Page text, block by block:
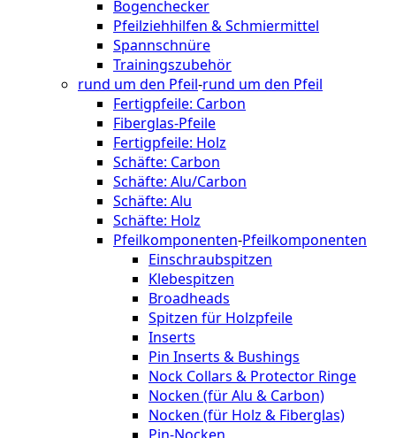
Bogenchecker
Pfeilziehhilfen & Schmiermittel
Spannschnüre
Trainingszubehör
rund um den Pfeil-rund um den Pfeil
Fertigpfeile: Carbon
Fiberglas-Pfeile
Fertigpfeile: Holz
Schäfte: Carbon
Schäfte: Alu/Carbon
Schäfte: Alu
Schäfte: Holz
Pfeilkomponenten-Pfeilkomponenten
Einschraubspitzen
Klebespitzen
Broadheads
Spitzen für Holzpfeile
Inserts
Pin Inserts & Bushings
Nock Collars & Protector Ringe
Nocken (für Alu & Carbon)
Nocken (für Holz & Fiberglas)